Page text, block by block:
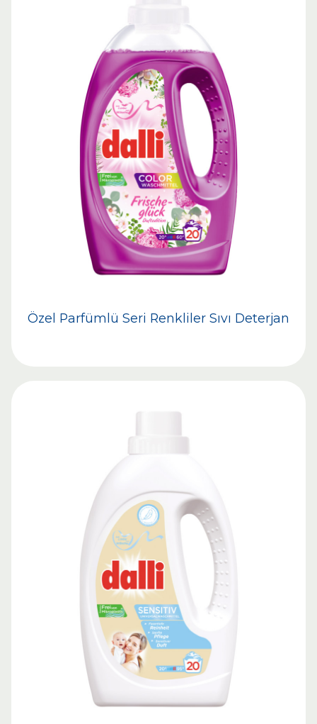
Özel Parfümlü Seri Renkliler Sıvı Deterjan